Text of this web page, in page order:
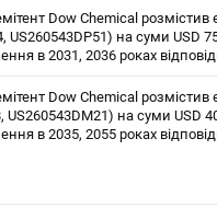
Dow Chemical розмістив
US260543DP51) на суми USD
в 2031, 2036 роках
Dow Chemical розмістив
US260543DM21) на суми USD
в 2035, 2055 роках